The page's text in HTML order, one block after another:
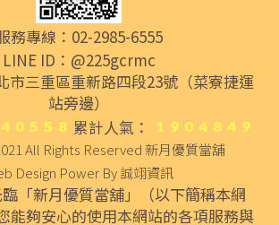
務專線：02-2985-6555
LINE ID：@225gcrmc
市三重區重新路四段23號（菜寮捷運
站旁邊）
累計人氣：
All Rights Reserved新月優質當舖
Design Power By誠翊資訊
「新月優質當舖」（以下簡稱本網
能夠安心的使用本網站的各項服務與